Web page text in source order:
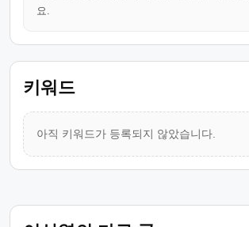
요.
키워드
아직 키워드가 등록되지 않았습니다.